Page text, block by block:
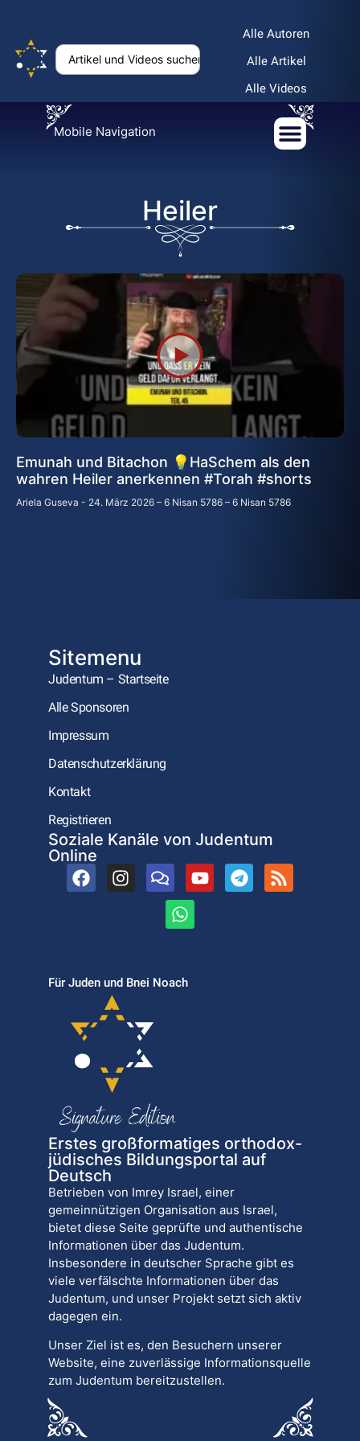
Alle Autoren
Alle Artikel
Alle Videos
Mobile Navigation
Heiler
Emunah und Bitachon 💡HaSchem als den
wahren Heiler anerkennen #Torah #shorts
Ariela Guseva 24. März 2026 – 6 Nisan 5786 – 6 Nisan 5786
Sitemenu
Judentum – Startseite
Alle Sponsoren
Impressum
Datenschutzerklärung
Kontakt
Registrieren
Soziale Kanäle von Judentum
Online
Für Juden und Bnei Noach
Erstes großformatiges orthodox-
jüdisches Bildungsportal auf
Deutsch
Betrieben von Imrey Israel, einer
gemeinnützigen Organisation aus Israel,
bietet diese Seite geprüfte und authentische
Informationen über das Judentum.
Insbesondere in deutscher Sprache gibt es
viele verfälschte Informationen über das
Judentum, und unser Projekt setzt sich aktiv
dagegen ein.
Unser Ziel ist es, den Besuchern unserer
Website, eine zuverlässige Informationsquelle
zum Judentum bereitzustellen.